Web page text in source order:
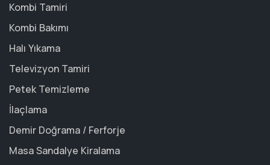
Kombi Tamiri
Kombi Bakımı
Halı Yıkama
Televizyon Tamiri
Petek Temizleme
İlaçlama
Demir Doğrama / Ferforje
Masa Sandalye Kiralama